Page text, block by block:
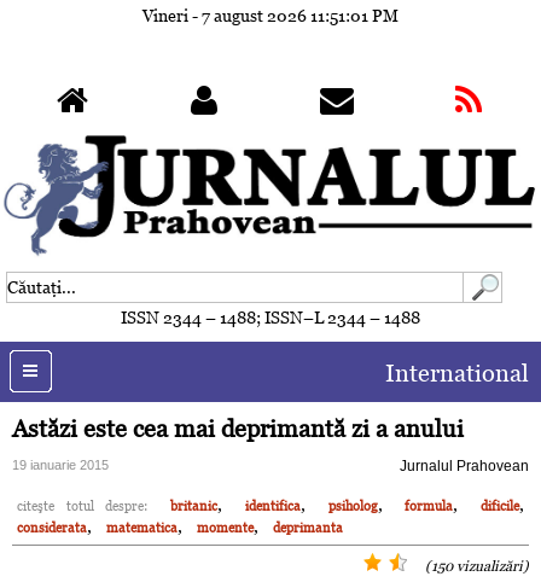
Vineri - 7 august 202611:51:03 PM
ISSN 2344 – 1488; ISSN–L 2344 – 1488
International
Astăzi este cea mai deprimantă zi a anului
19 ianuarie 2015 Jurnalul Prahovean
citeşte totul despre: britanic, identifica, psiholog, formula, dificile,
considerata, matematica, momente, deprimanta
(150 vizualizări)